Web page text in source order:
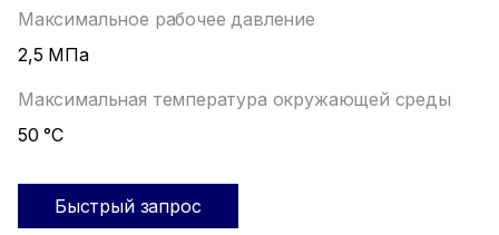
Максимальное рабочее давление
2,5 МПа
Максимальная температура окружающей среды
50 °С
Быстрый запрос